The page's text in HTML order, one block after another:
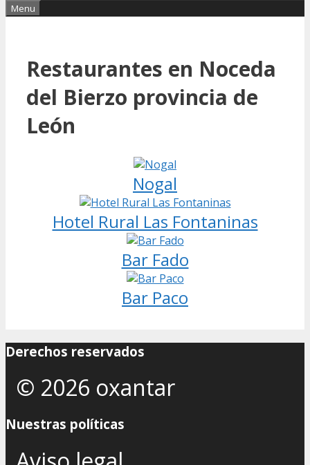
Menu
Restaurantes en Noceda
del Bierzo provincia de
León
Nogal
Hotel Rural Las Fontaninas
Bar Fado
Bar Paco
Derechos reservados
© 2026 oxantar
Nuestras políticas